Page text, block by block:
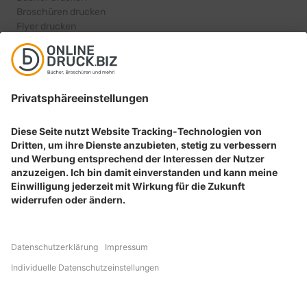
Broschüren drucken
Flyer drucken
Karten drucken
BELIEBTE PRODUKTKATEGORIEN
Aufkleber drucken
Etiketten drucken
Geschenkideen drucken